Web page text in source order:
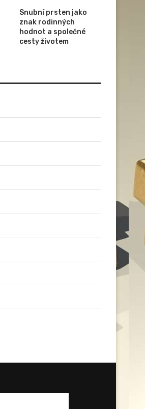
Snubní prsten jako
znak rodinných
hodnot a společné
cesty životem